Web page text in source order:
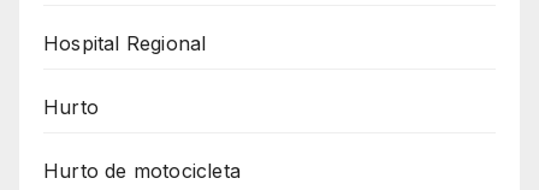
Hospital Regional
Hurto
Hurto de motocicleta